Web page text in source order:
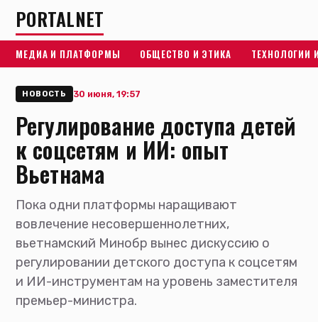
PORTALNET
МЕДИА И ПЛАТФОРМЫ ОБЩЕСТВО И ЭТИКА ТЕХНОЛОГИИ
НОВОСТЬ 30 июня, 19:57
Регулирование доступа детей
к соцсетям и ИИ: опыт
Вьетнама
Пока одни платформы наращивают
вовлечение несовершеннолетних,
вьетнамский Минобр вынес дискуссию о
регулировании детского доступа к соцсетям
и ИИ-инструментам на уровень заместителя
премьер-министра.